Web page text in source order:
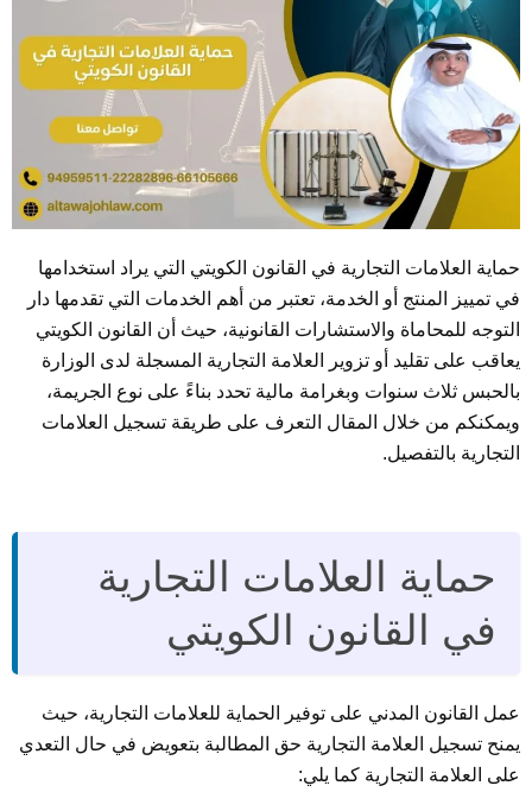
حماية العلامات التجارية في القانون الكويتي التي يراد استخدامها
في تمييز المنتج أو الخدمة، تعتبر من أهم الخدمات التي تقدمها دار
التوجه للمحاماة والاستشارات القانونية، حيث أن القانون الكويتي
يعاقب على تقليد أو تزوير العلامة التجارية المسجلة لدى الوزارة
بالحبس ثلاث سنوات وبغرامة مالية تحدد بناءً على نوع الجريمة،
ويمكنكم من خلال المقال التعرف على طريقة تسجيل العلامات
التجارية بالتفصيل.
حماية العلامات التجارية
في القانون الكويتي
عمل القانون المدني على توفير الحماية للعلامات التجارية، حيث
يمنح تسجيل العلامة التجارية حق المطالبة بتعويض في حال التعدي
على العلامة التجارية كما يلي: